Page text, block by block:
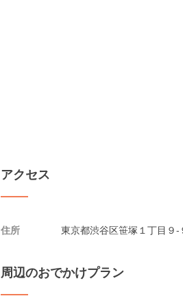
アクセス
住所 東京都渋谷区笹塚１丁目９-
周辺のおでかけプラン